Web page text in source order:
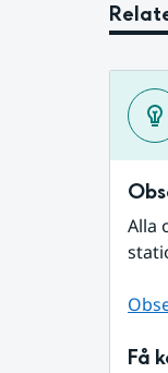
Alla
Få